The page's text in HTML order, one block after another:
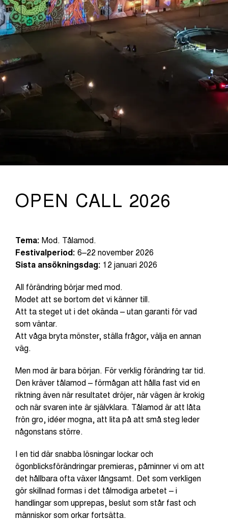
OPEN CALL 2026
Tema: Mod. Tålamod.
Festivalperiod: 6–22 november 2026
Sista ansökningsdag: 12 januari 2026
All förändring börjar med mod.
Modet att se bortom det vi känner till.
Att ta steget ut i det okända – utan garanti för vad
som väntar.
Att våga bryta mönster, ställa frågor, välja en annan
väg.
Men mod är bara början. För verklig förändring tar tid.
Den kräver tålamod – förmågan att hålla fast vid en
riktning även när resultatet dröjer, när vägen är krokig
och när svaren inte är självklara. Tålamod är att låta
frön gro, idéer mogna, att lita på att små steg leder
någonstans större.
I en tid där snabba lösningar lockar och
ögonblicksförändringar premieras, påminner vi om att
det hållbara ofta växer långsamt. Det som verkligen
gör skillnad formas i det tålmodiga arbetet – i
handlingar som upprepas, beslut som står fast och
människor som orkar fortsätta.